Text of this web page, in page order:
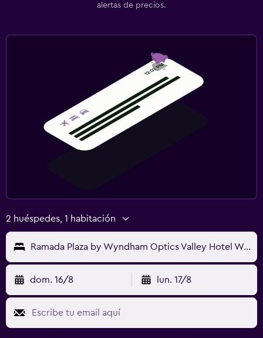
alertas de precios.
2 huéspedes, 1 habitación
Ramada Plaza by Wyndham Optics Valley Hotel Wuhan Wuchang
dom. 16/8 lun. 17/8